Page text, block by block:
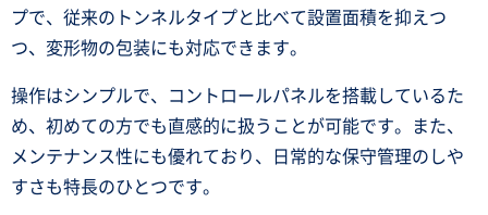
プで、従来のトンネルタイプと比べて設置面積を抑えつ
つ、変形物の包装にも対応できます。
操作はシンプルで、コントロールパネルを搭載しているた
め、初めての方でも直感的に扱うことが可能です。また、
メンテナンス性にも優れており、日常的な保守管理のしや
すさも特長のひとつです。